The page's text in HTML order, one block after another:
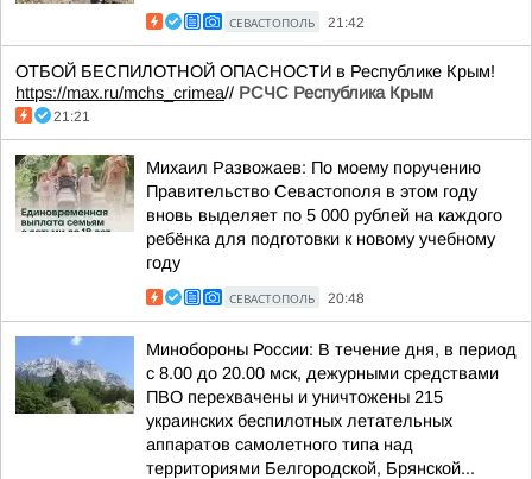
СЕВАСТОПОЛЬ 21:42
ОТБОЙ БЕСПИЛОТНОЙ ОПАСНОСТИ в Республике Крым!
https://max.ru/mchs_crimea// РСЧС Республика Крым
21:21
Михаил Развожаев: По моему поручению
Правительство Севастополя в этом году
вновь выделяет по 5 000 рублей на каждого
ребёнка для подготовки к новому учебному
году
СЕВАСТОПОЛЬ 20:48
Минобороны России: В течение дня, в период
с 8.00 до 20.00 мск, дежурными средствами
ПВО перехвачены и уничтожены 215
украинских беспилотных летательных
аппаратов самолетного типа над
территориями Белгородской, Брянской...